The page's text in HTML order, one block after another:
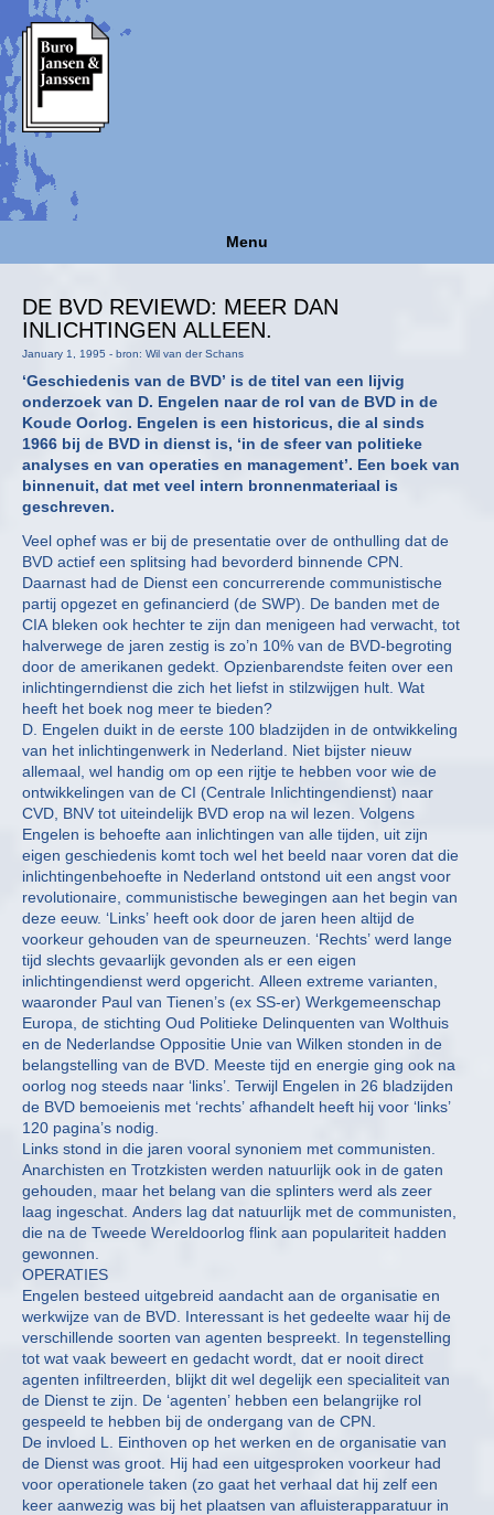
Menu
DE BVD REVIEWD: MEER DAN
INLICHTINGEN ALLEEN.
January 1, 1995 - bron: Wil van der Schans
‘Geschiedenis van de BVD’ is de titel van een lijvig
onderzoek van D. Engelen naar de rol van de BVD in de
Koude Oorlog. Engelen is een historicus, die al sinds
1966 bij de BVD in dienst is, ‘in de sfeer van politieke
analyses en van operaties en management’. Een boek van
binnenuit, dat met veel intern bronnenmateriaal is
geschreven.
Veel ophef was er bij de presentatie over de onthulling dat de
BVD actief een splitsing had bevorderd binnende CPN.
Daarnast had de Dienst een concurrerende communistische
partij opgezet en gefinancierd (de SWP). De banden met de
CIA bleken ook hechter te zijn dan menigeen had verwacht, tot
halverwege de jaren zestig is zo’n 10% van de BVD-begroting
door de amerikanen gedekt. Opzienbarendste feiten over een
inlichtingerndienst die zich het liefst in stilzwijgen hult. Wat
heeft het boek nog meer te bieden?
D. Engelen duikt in de eerste 100 bladzijden in de ontwikkeling
van het inlichtingenwerk in Nederland. Niet bijster nieuw
allemaal, wel handig om op een rijtje te hebben voor wie de
ontwikkelingen van de CI (Centrale Inlichtingendienst) naar
CVD, BNV tot uiteindelijk BVD erop na wil lezen. Volgens
Engelen is behoefte aan inlichtingen van alle tijden, uit zijn
eigen geschiedenis komt toch wel het beeld naar voren dat die
inlichtingenbehoefte in Nederland ontstond uit een angst voor
revolutionaire, communistische bewegingen aan het begin van
deze eeuw. ‘Links’ heeft ook door de jaren heen altijd de
voorkeur gehouden van de speurneuzen. ‘Rechts’ werd lange
tijd slechts gevaarlijk gevonden als er een eigen
inlichtingendienst werd opgericht. Alleen extreme varianten,
waaronder Paul van Tienen’s (ex SS-er) Werkgemeenschap
Europa, de stichting Oud Politieke Delinquenten van Wolthuis
en de Nederlandse Oppositie Unie van Wilken stonden in de
belangstelling van de BVD. Meeste tijd en energie ging ook na
oorlog nog steeds naar ‘links’. Terwijl Engelen in 26 bladzijden
de BVD bemoeienis met ‘rechts’ afhandelt heeft hij voor ‘links’
120 pagina’s nodig.
Links stond in die jaren vooral synoniem met communisten.
Anarchisten en Trotzkisten werden natuurlijk ook in de gaten
gehouden, maar het belang van die splinters werd als zeer
laag ingeschat. Anders lag dat natuurlijk met de communisten,
die na de Tweede Wereldoorlog flink aan populariteit hadden
gewonnen.
OPERATIES
Engelen besteed uitgebreid aandacht aan de organisatie en
werkwijze van de BVD. Interessant is het gedeelte waar hij de
verschillende soorten van agenten bespreekt. In tegenstelling
tot wat vaak beweert en gedacht wordt, dat er nooit direct
agenten infiltreerden, blijkt dit wel degelijk een specialiteit van
de Dienst te zijn. De ‘agenten’ hebben een belangrijke rol
gespeeld te hebben bij de ondergang van de CPN.
De invloed L. Einthoven op het werken en de organisatie van
de Dienst was groot. Hij had een uitgesproken voorkeur had
voor operationele taken (zo gaat het verhaal dat hij zelf een
keer aanwezig was bij het plaatsen van afluisterapparatuur in